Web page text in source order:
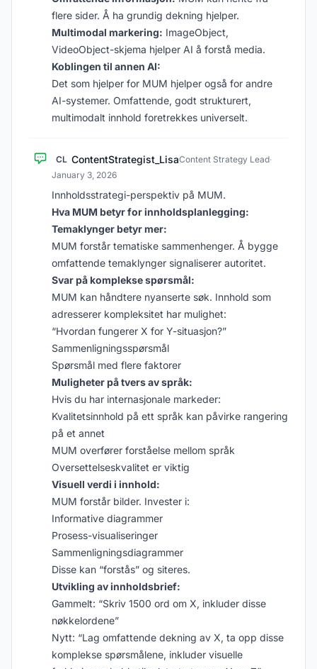
flere sider. Å ha grundig dekning hjelper.
Multimodal markering: ImageObject,
VideoObject-skjema hjelper AI å forstå media.
Koblingen til annen AI:
Det som hjelper for MUM hjelper også for andre
AI-systemer. Omfattende, godt strukturert,
multimodalt innhold foretrekkes universelt.
CL ContentStrategist_LisaContent Strategy Lead·
January 3, 2026
Innholdsstrategi-perspektiv på MUM.
Hva MUM betyr for innholdsplanlegging:
Temaklynger betyr mer:
MUM forstår tematiske sammenhenger. Å bygge
omfattende temaklynger signaliserer autoritet.
Svar på komplekse spørsmål:
MUM kan håndtere nyanserte søk. Innhold som
adresserer kompleksitet har mulighet:
“Hvordan fungerer X for Y-situasjon?”
Sammenligningsspørsmål
Spørsmål med flere faktorer
Muligheter på tvers av språk:
Hvis du har internasjonale markeder:
Kvalitetsinnhold på ett språk kan påvirke rangering
på et annet
MUM overfører forståelse mellom språk
Oversettelseskvalitet er viktig
Visuell verdi i innhold:
MUM forstår bilder. Invester i:
Informative diagrammer
Prosess-visualiseringer
Sammenligningsdiagrammer
Disse kan “forstås” og siteres.
Utvikling av innholdsbrief:
Gammelt: “Skriv 1500 ord om X, inkluder disse
nøkkelordene”
Nytt: “Lag omfattende dekning av X, ta opp disse
komplekse spørsmålene, inkluder visuelle